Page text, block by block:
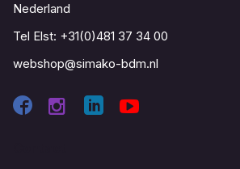
Nederland
Tel Elst: +31(0)481 37 34 00
webshop@simako-bdm.nl